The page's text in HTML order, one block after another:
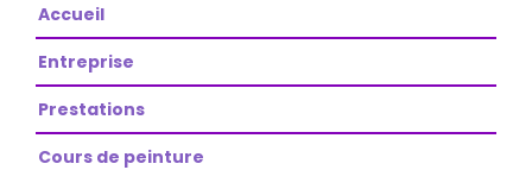
Accueil
Entreprise
Prestations
Cours de peinture